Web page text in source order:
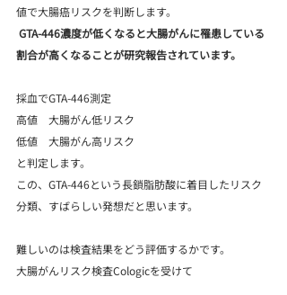
値で大腸癌リスクを判断します。
割合が高くなることが研究報告されています。
採血でGTA-446測定
高値　大腸がん低リスク
低値　大腸がん高リスク
と判定します。
この、GTA-446という長鎖脂肪酸に着目したリスク
分類、すばらしい発想だと思います。
難しいのは検査結果をどう評価するかです。
大腸がんリスク検査Cologicを受けて